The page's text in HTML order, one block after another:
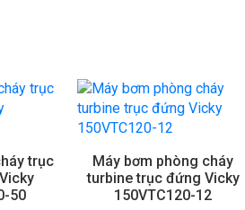
trục
50
Máy bơm phòng cháy
turbine trục đứng Vicky
150VTC120-12